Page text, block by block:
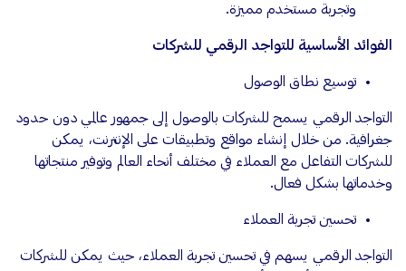
وتجربة مستخدم مميزة.
الفوائد الأساسية للتواجد الرقمي للشركات
توسيع نطاق الوصول
التواجد الرقمي يسمح للشركات بالوصول إلى جمهور عالمي دون حدود
جغرافية. من خلال إنشاء مواقع وتطبيقات على الإنترنت، يمكن
للشركات التفاعل مع العملاء في مختلف أنحاء العالم وتوفير منتجاتها
وخدماتها بشكل فعال.
تحسين تجربة العملاء
التواجد الرقمي يسهم في تحسين تجربة العملاء، حيث يمكن للشركات